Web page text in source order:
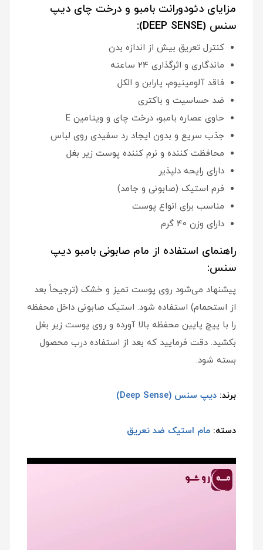
مزایای دئودورانت بامبو و درخت چای دیپ
سنس (DEEP SENSE):
کنترل تعریق بیش از اندازه بدن
ماندگاری و اثرگذاری 24 ساعته
فاقد آلومینیوم، پارابن و الکل
ضد حساسیت و باکتری
حاوی عصاره بامبو، درخت چای و ویتامین E
جذب سریع و بدون ایجاد رد سفیدی روی لباس
محافظت کننده و نرم کننده پوست زیر بغل
دارای رایحه دلپذیر
فرم استیک (صابونی و جامد)
مناسب برای انواع پوست
دارای وزن 40 گرم
راهنمای استفاده از مام صابونی بامبو دیپ
سنس:
پیشنهاد می‌شود روی پوست تمیز و خشک (ترجیحاً بعد
از استحمام) استفاده شود. استیک صابونی داخل محفظه
را با پیچ پایین محفظه بالا آورده و روی پوست زیر بغل
بکشید. دقت فرمایید که بعد از استفاده درب محصول
بسته شود.
برند: دیپ سنس (Deep Sense)
دسته: مام استیک ضد تعریق